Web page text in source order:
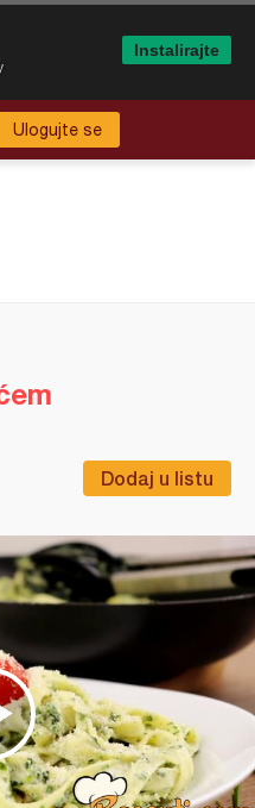
Ulogujte se
Dodaj u listu
Instalirajte